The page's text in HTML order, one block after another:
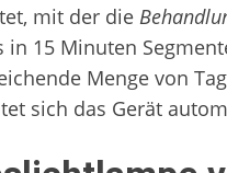
mit der die
15 Minuten
Menge von
sich das Gerät